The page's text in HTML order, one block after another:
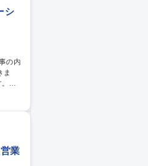
シ
ま
た
業